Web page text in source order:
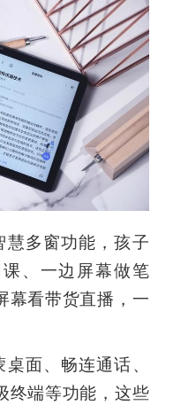
多窗功能，孩子
、一边屏幕做笔
幕看带货直播，一
面、畅连通话、
终端等功能，这些